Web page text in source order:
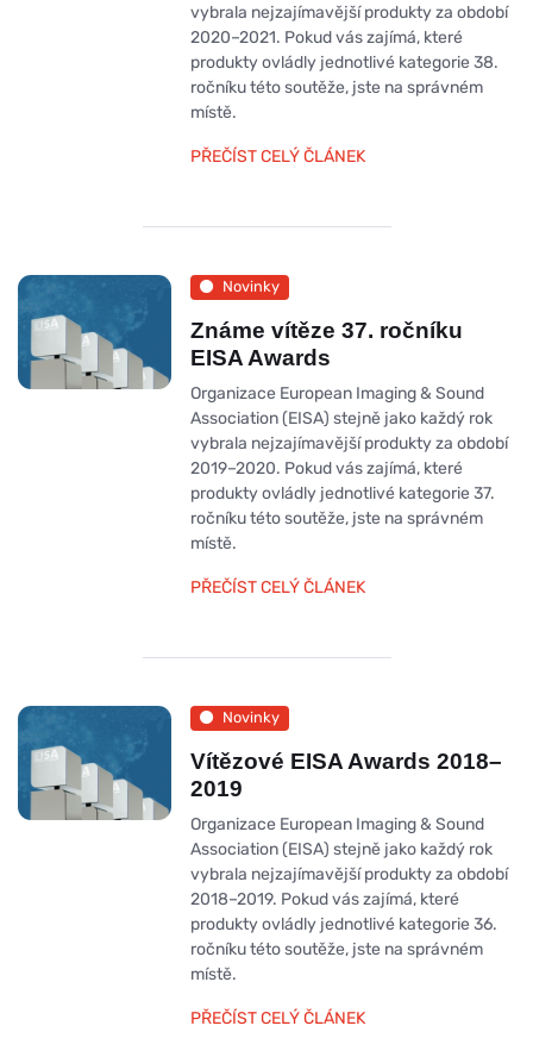
vybrala nejzajímavější produkty za období
2020–2021. Pokud vás zajímá, které
produkty ovládly jednotlivé kategorie 38.
ročníku této soutěže, jste na správném
místě.
PŘEČÍST CELÝ ČLÁNEK
Novinky
Známe vítěze 37. ročníku
EISA Awards
Organizace European Imaging & Sound
Association (EISA) stejně jako každý rok
vybrala nejzajímavější produkty za období
2019–2020. Pokud vás zajímá, které
produkty ovládly jednotlivé kategorie 37.
ročníku této soutěže, jste na správném
místě.
PŘEČÍST CELÝ ČLÁNEK
Novinky
Vítězové EISA Awards 2018–
2019
Organizace European Imaging & Sound
Association (EISA) stejně jako každý rok
vybrala nejzajímavější produkty za období
2018–2019. Pokud vás zajímá, které
produkty ovládly jednotlivé kategorie 36.
ročníku této soutěže, jste na správném
místě.
PŘEČÍST CELÝ ČLÁNEK